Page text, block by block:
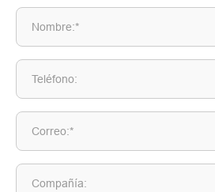
Nombre:*
Teléfono:
Correo:*
Compañía: